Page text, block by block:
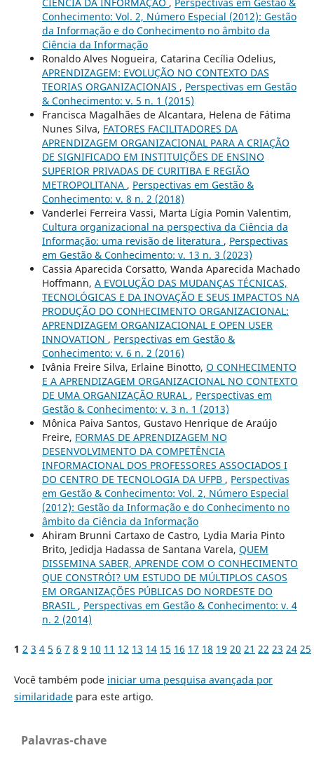
CIÊNCIA DA INFORMAÇÃO , Perspectivas em Gestão &
Conhecimento: Vol. 2, Número Especial (2012): Gestão
da Informação e do Conhecimento no âmbito da
Ciência da Informação
Ronaldo Alves Nogueira, Catarina Cecília Odelius,
APRENDIZAGEM: EVOLUÇÃO NO CONTEXTO DAS
TEORIAS ORGANIZACIONAIS , Perspectivas em Gestão
& Conhecimento: v. 5 n. 1 (2015)
Francisca Magalhães de Alcantara, Helena de Fátima
Nunes Silva, FATORES FACILITADORES DA
APRENDIZAGEM ORGANIZACIONAL PARA A CRIAÇÃO
DE SIGNIFICADO EM INSTITUIÇÕES DE ENSINO
SUPERIOR PRIVADAS DE CURITIBA E REGIÃO
METROPOLITANA , Perspectivas em Gestão &
Conhecimento: v. 8 n. 2 (2018)
Vanderlei Ferreira Vassi, Marta Lígia Pomin Valentim,
Cultura organizacional na perspectiva da Ciência da
Informação: uma revisão de literatura , Perspectivas
em Gestão & Conhecimento: v. 13 n. 3 (2023)
Cassia Aparecida Corsatto, Wanda Aparecida Machado
Hoffmann, A EVOLUÇÃO DAS MUDANÇAS TÉCNICAS,
TECNOLÓGICAS E DA INOVAÇÃO E SEUS IMPACTOS NA
PRODUÇÃO DO CONHECIMENTO ORGANIZACIONAL:
APRENDIZAGEM ORGANIZACIONAL E OPEN USER
INNOVATION , Perspectivas em Gestão &
Conhecimento: v. 6 n. 2 (2016)
Ivânia Freire Silva, Erlaine Binotto, O CONHECIMENTO
E A APRENDIZAGEM ORGANIZACIONAL NO CONTEXTO
DE UMA ORGANIZAÇÃO RURAL , Perspectivas em
Gestão & Conhecimento: v. 3 n. 1 (2013)
Mônica Paiva Santos, Gustavo Henrique de Araújo
Freire, FORMAS DE APRENDIZAGEM NO
DESENVOLVIMENTO DA COMPETÊNCIA
INFORMACIONAL DOS PROFESSORES ASSOCIADOS I
DO CENTRO DE TECNOLOGIA DA UFPB , Perspectivas
em Gestão & Conhecimento: Vol. 2, Número Especial
(2012): Gestão da Informação e do Conhecimento no
âmbito da Ciência da Informação
Ahiram Brunni Cartaxo de Castro, Lydia Maria Pinto
Brito, Jedidja Hadassa de Santana Varela, QUEM
DISSEMINA SABER, APRENDE COM O CONHECIMENTO
QUE CONSTRÓI? UM ESTUDO DE MÚLTIPLOS CASOS
EM ORGANIZAÇÕES PÚBLICAS DO NORDESTE DO
BRASIL , Perspectivas em Gestão & Conhecimento: v. 4
n. 2 (2014)
1 2 3 4 5 6 7 8 9 10 11 12 13 14 15 16 17 18 19 20 21 22 23 24 25
Você também pode iniciar uma pesquisa avançada por
similaridadepara este artigo.
Palavras-chave